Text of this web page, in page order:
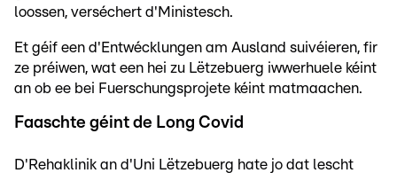
loossen, verséchert d'Ministesch.
Et géif een d'Entwécklungen am Ausland suivéieren, fir
ze préiwen, wat een hei zu Lëtzebuerg iwwerhuele kéint
an ob ee bei Fuerschungsprojete kéint matmaachen.
Faaschte géint de Long Covid
D'Rehaklinik an d'Uni Lëtzebuerg hate jo dat lescht